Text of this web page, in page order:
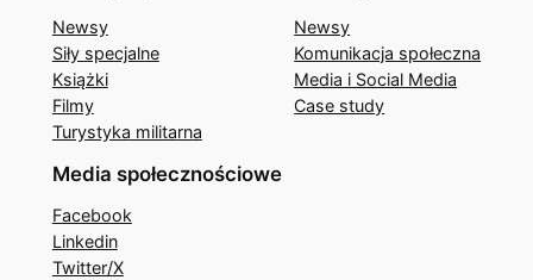
Newsy
Siły specjalne
Książki
Filmy
Turystyka militarna
Newsy
Komunikacja społeczna
Media i Social Media
Case study
Media społecznościowe
Facebook
Linkedin
Twitter/X